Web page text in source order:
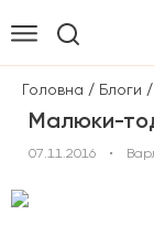
Головна / Блоги /
Малюки-
07.11.2016 •